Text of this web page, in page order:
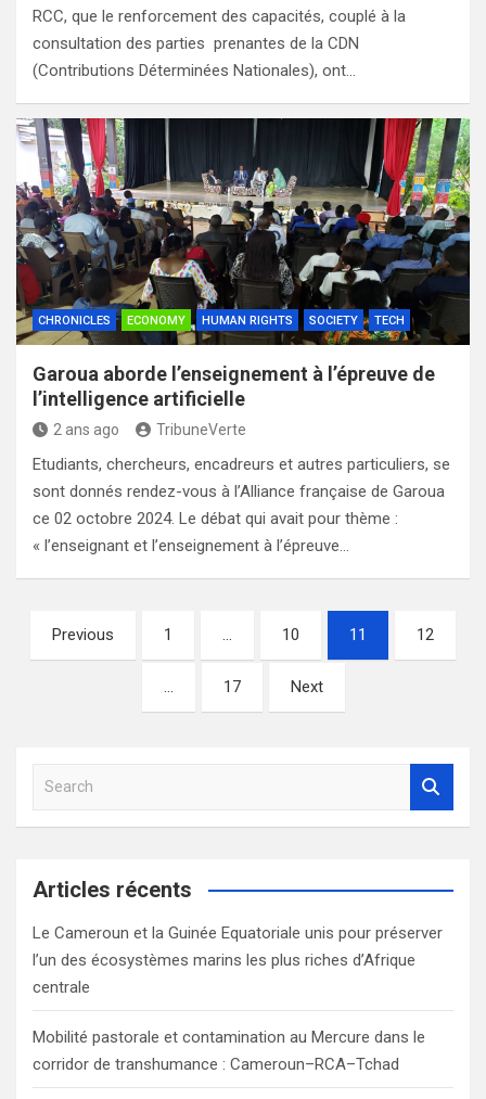
RCC, que le renforcement des capacités, couplé à la
consultation des parties prenantes de la CDN
(Contributions Déterminées Nationales), ont…
CHRONICLES ECONOMY HUMAN RIGHTS SOCIETY TECH
Garoua aborde l’enseignement à l’épreuve de
l’intelligence artificielle
2 ans ago TribuneVerte
Etudiants, chercheurs, encadreurs et autres particuliers, se
sont donnés rendez-vous à l’Alliance française de Garoua
ce 02 octobre 2024. Le débat qui avait pour thème :
« l’enseignant et l’enseignement à l’épreuve…
Pagination
des
publications
Previous 1 … 10 11 12
… 17 Next
a
c
Articles récents
Le Cameroun et la Guinée Equatoriale unis pour préserver
l’un des écosystèmes marins les plus riches d’Afrique
centrale
Mobilité pastorale et contamination au Mercure dans le
corridor de transhumance : Cameroun–RCA–Tchad